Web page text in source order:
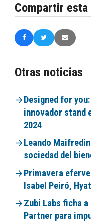
Compartir
Otras noticias
Designed for
innovador stand
2024
Leando
sociedad del
Primavera
Isabel Peiró,
Zubi Labs ficha
Partner para